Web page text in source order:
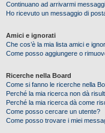
Continuano ad arrivarmi
Ho ricevuto un messaggio di
Amici e ignorati
Che cos’è la mia lista amici e
Come posso aggiungere o
Ricerche nella Board
Come si fanno le ricerche nella
Perché la mia ricerca non dà
Perché la mia ricerca dà come
Come posso cercare un utente?
Come posso trovare i miei